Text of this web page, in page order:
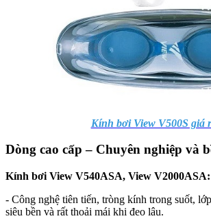
Kính bơi View V500S giá
Dòng cao cấp – Chuyên nghiệp và
Kính bơi View V540ASA, View V2000ASA:
- Công nghệ tiên tiến, tròng kính trong suốt,
siêu bền và rất thoải mái khi đeo lâu.